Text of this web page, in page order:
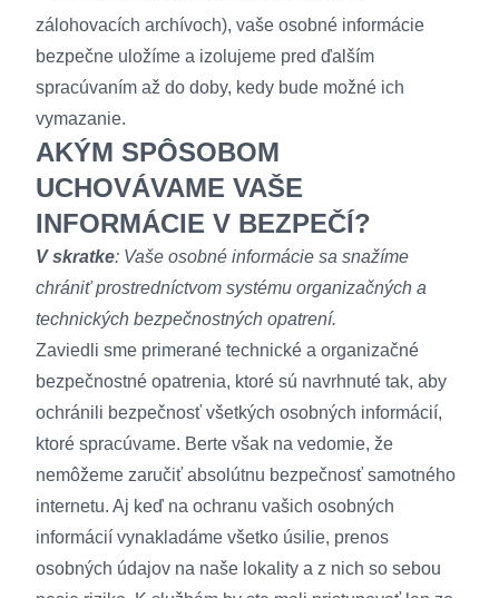
zálohovacích archívoch), vaše osobné informácie
bezpečne uložíme a izolujeme pred ďalším
spracúvaním až do doby, kedy bude možné ich
vymazanie.
AKÝM SPÔSOBOM
UCHOVÁVAME VAŠE
INFORMÁCIE V BEZPEČÍ?
V skratke: Vaše osobné informácie sa snažíme
chrániť prostredníctvom systému organizačných a
technických bezpečnostných opatrení.
Zaviedli sme primerané technické a organizačné
bezpečnostné opatrenia, ktoré sú navrhnuté tak, aby
ochránili bezpečnosť všetkých osobných informácií,
ktoré spracúvame. Berte však na vedomie, že
nemôžeme zaručiť absolútnu bezpečnosť samotného
internetu. Aj keď na ochranu vašich osobných
informácií vynakladáme všetko úsilie, prenos
osobných údajov na naše lokality a z nich so sebou